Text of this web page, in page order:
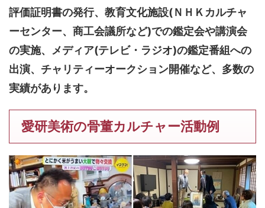
評価証明書の発行、教育文化施設(ＮＨＫカルチャ
ーセンター、商工会議所など)での鑑定会や講演会
の実施、メディア(テレビ・ラジオ)の鑑定番組への
出演、チャリティーオークション開催など、多数の
実績があります。
愛研美術の骨董カルチャー活動例